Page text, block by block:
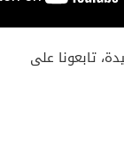
تابعونا على